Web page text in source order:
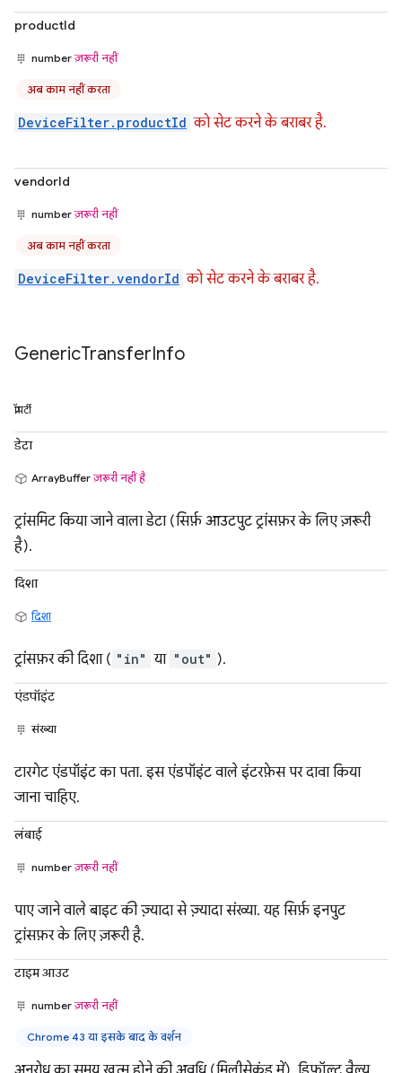
productId
numberज़रूरी नहीं
अब काम नहीं करता
DeviceFilter.productId को सेट करने के बराबर है.
vendorId
numberज़रूरी नहीं
अब काम नहीं करता
DeviceFilter.vendorId को सेट करने के बराबर है.
GenericTransferInfo
प्रॉपर्टी
डेटा
ArrayBufferज़रूरी नहीं है
ट्रांसमिट किया जाने वाला डेटा (सिर्फ़ आउटपुट ट्रांसफ़र के लिए ज़रूरी
है).
दिशा
दिशा
ट्रांसफ़र की दिशा ( "in" या "out" ).
एंडपॉइंट
संख्या
टारगेट एंडपॉइंट का पता. इस एंडपॉइंट वाले इंटरफ़ेस पर दावा किया
जाना चाहिए.
लंबाई
numberज़रूरी नहीं
पाए जाने वाले बाइट की ज़्यादा से ज़्यादा संख्या. यह सिर्फ़ इनपुट
ट्रांसफ़र के लिए ज़रूरी है.
टाइम आउट
numberज़रूरी नहीं
Chrome 43 या इसके बाद के वर्शन